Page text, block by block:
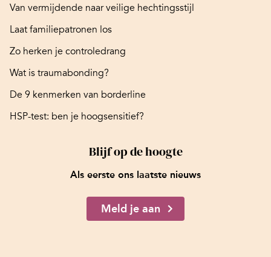
Van vermijdende naar veilige hechtingsstijl
Laat familiepatronen los
Zo herken je controledrang
Wat is traumabonding?
De 9 kenmerken van borderline
HSP-test: ben je hoogsensitief?
Blijf op de hoogte
Als eerste ons laatste nieuws
Meld je aan